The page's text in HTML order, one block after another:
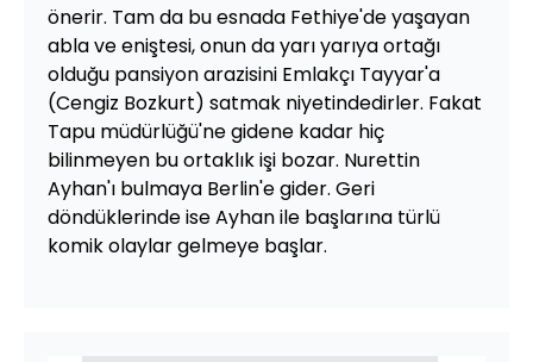
önerir. Tam da bu esnada Fethiye'de yaşayan
abla ve eniştesi, onun da yarı yarıya ortağı
olduğu pansiyon arazisini Emlakçı Tayyar'a
(Cengiz Bozkurt) satmak niyetindedirler. Fakat
Tapu müdürlüğü'ne gidene kadar hiç
bilinmeyen bu ortaklık işi bozar. Nurettin
Ayhan'ı bulmaya Berlin'e gider. Geri
döndüklerinde ise Ayhan ile başlarına türlü
komik olaylar gelmeye başlar.